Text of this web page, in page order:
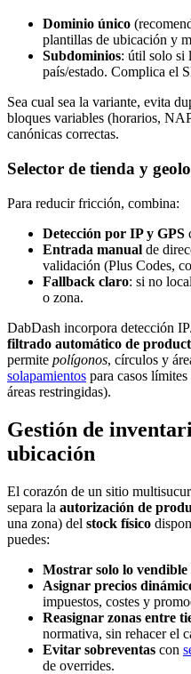
Dominio único
plantillas de ubicación y
Subdominios: útil solo si
país/estado. Complica el
Sea cual sea la variante, evita
bloques variables (horarios,
canónicas correctas.
Selector de tienda y
Para reducir fricción, combina:
Detección por IP y GPS
Entrada manual de
validación (Plus Codes,
Fallback claro: si no
o zona.
DabDash incorpora detección
filtrado automático de
permite polígonos, círculos y
solapamientos para casos
áreas restringidas).
Gestión de
ubicación
El corazón de un sitio
separa la autorización de
una zona) del stock físico
puedes:
Mostrar solo lo vendible
Asignar precios
impuestos, costes y
Reasignar zonas entre
normativa, sin rehacer el
Evitar sobreventas con
de overrides.